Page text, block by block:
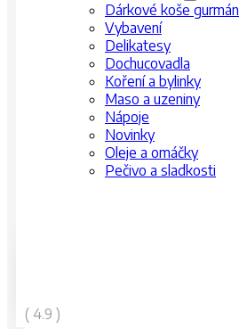
Dárkové koše gurmán
Vybavení
Delikatesy
Dochucovadla
Koření a bylinky
Maso a uzeniny
Nápoje
Novinky
Oleje a omáčky
Pečivo a sladkosti
( 4.9 )
249 Kč